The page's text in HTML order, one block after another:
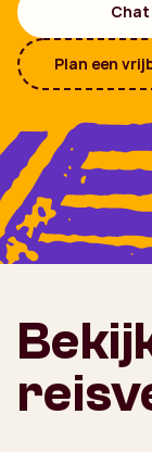
Chat
Plan een